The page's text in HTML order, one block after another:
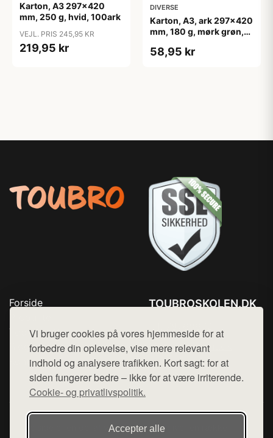
Vi bruger cookies på vores hjemmeside for at
forbedre din oplevelse, vise mere relevant
indhold og analysere trafikken. Kort sagt: for at
siden fungerer bedre – ikke for at være irriterende.
Cookie- og privatlivspolitik.
Accepter alle
Karton, A3 297x420
mm, 250 g, hvid, 100ark
VEJL. PRIS 245,95 KR
219,95 kr
DIVERSE
Karton, A3, ark 297x420
mm, 180 g, mørk grøn,
58,95 kr
Forside
Top Rabatter
Blog
Kontakt
TOUBROSKOLEN.DK
Mail: hej@want.dk
Cookie- og privatlivspolitik
Denne side er en del af want.dk, der udgiver en række